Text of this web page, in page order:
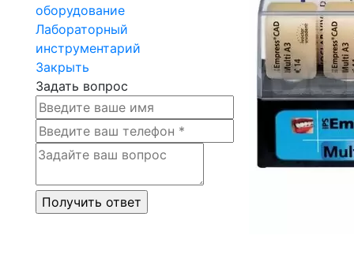
оборудование
Лабораторный
инструментарий
Закрыть
Задать вопрос